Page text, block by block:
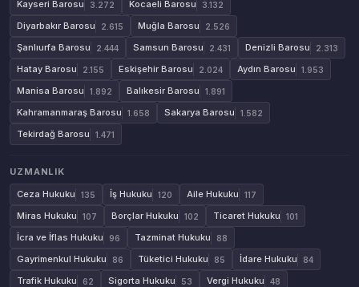
Kayseri Barosu 3.272 Kocaeli Barosu 3.132
Diyarbakır Barosu 2.615 Muğla Barosu 2.526
Şanlıurfa Barosu 2.444 Samsun Barosu 2.431 Denizli Barosu 2.313
Hatay Barosu 2.155 Eskişehir Barosu 2.024 Aydın Barosu 1.953
Manisa Barosu 1.892 Balıkesir Barosu 1.891
Kahramanmaraş Barosu 1.658 Sakarya Barosu 1.582
Tekirdağ Barosu 1.471
UZMANLIK
Ceza Hukuku
135 İş Hukuku 120 Aile Hukuku 117
Miras Hukuku 107 Borçlar Hukuku 102 Ticaret Hukuku 101
İcra ve İflas Hukuku 96 Tazminat Hukuku 88
Gayrimenkul Hukuku 86 Tüketici Hukuku 85 İdare Hukuku 84
Trafik Hukuku 62 Sigorta Hukuku 53 Vergi Hukuku 48